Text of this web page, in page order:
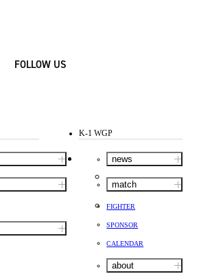
FOLLOW US
K-1 WGP
news
match
FIGHTER
SPONSOR
CALENDAR
about